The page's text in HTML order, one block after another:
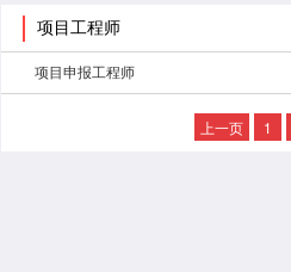
项目工程师
项目申报工程师
上一页 1